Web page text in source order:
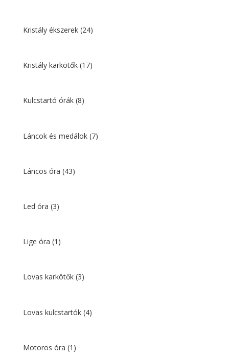
Kristály ékszerek (24)
Kristály karkötők (17)
Kulcstartó órák (8)
Láncok és medálok (7)
Láncos óra (43)
Led óra (3)
Lige óra (1)
Lovas karkötők (3)
Lovas kulcstartók (4)
Motoros óra (1)